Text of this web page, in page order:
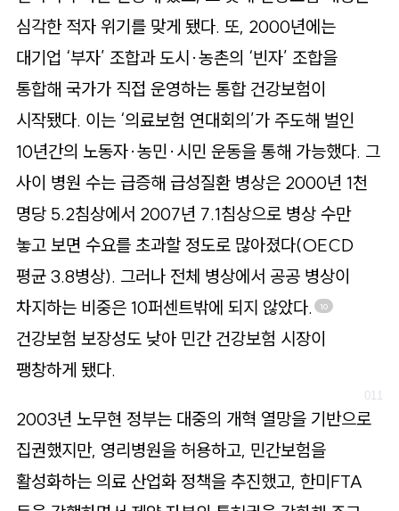
심각한 적자 위기를 맞게 됐다. 또, 2000년에는
대기업 ‘부자’ 조합과 도시·농촌의 ‘빈자’ 조합을
통합해 국가가 직접 운영하는 통합 건강보험이
시작됐다. 이는 ‘의료보험 연대회의’가 주도해 벌인
10년간의 노동자·농민·시민 운동을 통해 가능했다. 그
사이 병원 수는 급증해 급성질환 병상은 2000년 1천
명당 5.2침상에서 2007년 7.1침상으로 병상 수만
놓고 보면 수요를 초과할 정도로 많아졌다(OECD
평균 3.8병상). 그러나 전체 병상에서 공공 병상이
차지하는 비중은 10퍼센트밖에 되지 않았다.
10
건강보험 보장성도 낮아 민간 건강보험 시장이
팽창하게 됐다.
2003년 노무현 정부는 대중의 개혁 열망을 기반으로
집권했지만, 영리병원을 허용하고, 민간보험을
활성화하는 의료 산업화 정책을 추진했고, 한미FTA